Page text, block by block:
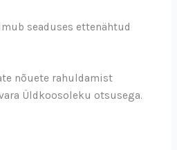
seaduses ettenähtud
nõuete rahuldamist
Üldkoosoleku otsusega.